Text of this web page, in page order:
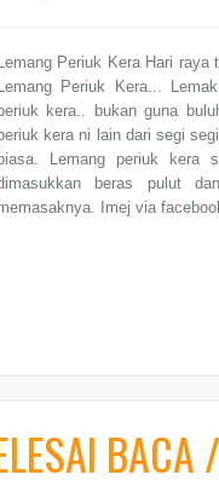
Lemang Periuk Kera Hari
Lemang Periuk Kera...
kera.. bukan guna
kera ni lain dari segi
biasa. Lemang periuk kera
beras pulut
Imej via